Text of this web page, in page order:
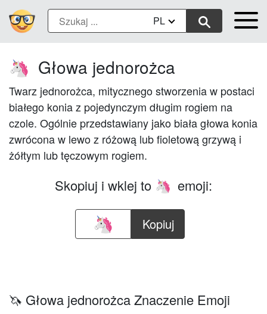
PL
🦄 Głowa jednorożca
Twarz jednorożca, mitycznego stworzenia w postaci
białego konia z pojedynczym długim rogiem na
czole. Ogólnie przedstawiany jako biała głowa konia
zwrócona w lewo z różową lub fioletową grzywą i
żółtym lub tęczowym rogiem.
Skopiuj i wklej to 🦄 emoji:
Kopiuj
🦄 Głowa jednorożca Znaczenie Emoji